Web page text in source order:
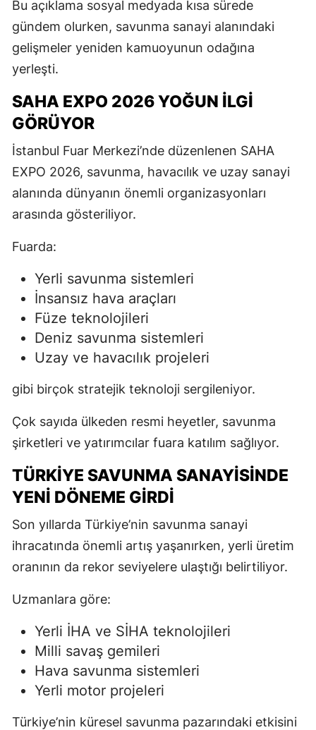
Bu açıklama sosyal medyada kısa sürede
gündem olurken, savunma sanayi alanındaki
gelişmeler yeniden kamuoyunun odağına
yerleşti.
SAHA EXPO 2026 YOĞUN İLGI
GÖRÜYOR
İstanbul Fuar Merkezi’nde düzenlenen SAHA
EXPO 2026, savunma, havacılık ve uzay sanayi
alanında dünyanın önemli organizasyonları
arasında gösteriliyor.
Fuarda:
Yerli savunma sistemleri
İnsansız hava araçları
Füze teknolojileri
Deniz savunma sistemleri
Uzay ve havacılık projeleri
gibi birçok stratejik teknoloji sergileniyor.
Çok sayıda ülkeden resmi heyetler, savunma
şirketleri ve yatırımcılar fuara katılım sağlıyor.
TÜRKIYE SAVUNMA SANAYISINDE
YENI DÖNEME GIRDI
Son yıllarda Türkiye’nin savunma sanayi
ihracatında önemli artış yaşanırken, yerli üretim
oranının da rekor seviyelere ulaştığı belirtiliyor.
Uzmanlara göre:
Yerli İHA ve SİHA teknolojileri
Milli savaş gemileri
Hava savunma sistemleri
Yerli motor projeleri
Türkiye’nin küresel savunma pazarındaki etkisini